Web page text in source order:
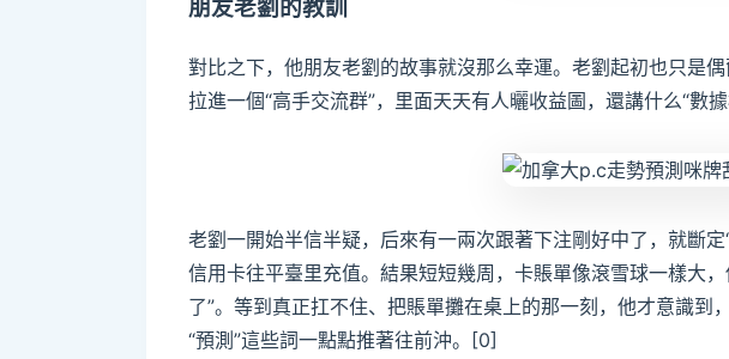
朋友老劉的教訓
對比之下，他朋友老劉的故事就沒那么幸運。老劉起初也只是
拉進一個“高手交流群”，里面天天有人曬收益圖，還講什么“數
老劉一開始半信半疑，后來有一兩次跟著下注剛好中了，就斷
信用卡往平臺里充值。結果短短幾周，卡賬單像滾雪球一樣大
了”。等到真正扛不住、把賬單攤在桌上的那一刻，他才意識到
“預測”這些詞一點點推著往前沖。[0]